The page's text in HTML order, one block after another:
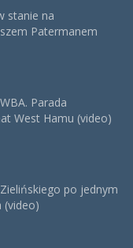
stanie na
Patermanem
Parada
West Hamu (video)
po jednym
(video)